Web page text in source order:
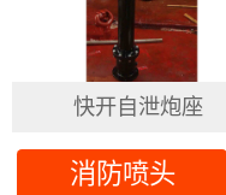
快开自泄炮座
消防喷头